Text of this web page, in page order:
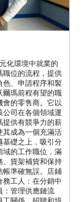
化環境中就業的
職位的流程，提供
色、申請程序和製
爾瑪前程有望的職
的零售商。它以
公司在各個領域運
提供有競爭力的薪
其成為一個充滿活
基礎之上，吸引分
域的工作職位，滿
、貨架補貨和保持
帳準確無誤。店鋪
工人：在分銷中
：管理供應鏈流